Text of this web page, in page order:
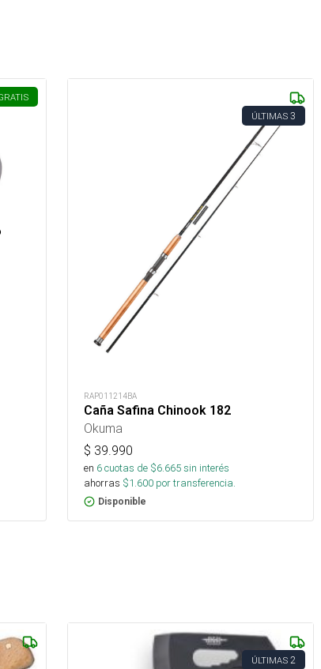
ÚLTIMAS 3
RAP011214BA
Caña Safina Chinook 182
Okuma
$ 39.990
en 6cuotas de $6.665sin interés
ahorras $1.600 por transferencia.
Disponible
ÚLTIMAS 2